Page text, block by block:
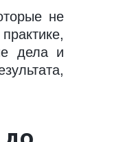
не
дела и